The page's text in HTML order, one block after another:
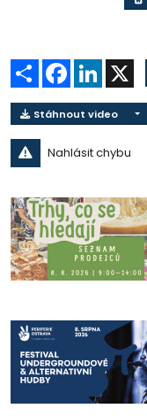
Sdílet Facebook
LinkedIn
Stáhnout video
Nahlásit chybu